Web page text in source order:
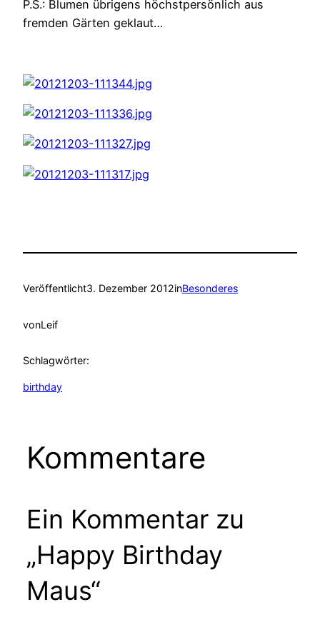
P.S.: Blumen übrigens höchstpersönlich aus
fremden Gärten geklaut…
Veröffentlicht3. Dezember 2012inBesonderes
vonLeif
Schlagwörter:
birthday
Kommentare
Ein Kommentar zu
„Happy Birthday
Maus“